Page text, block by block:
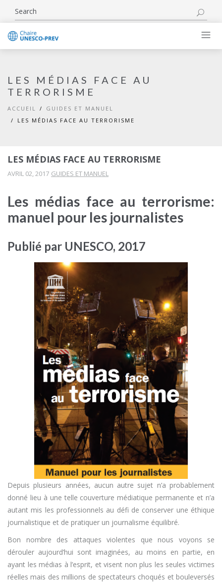
LES MÉDIAS FACE AU
TERRORISME
ACCUEIL
GUIDES ET MANUEL
LES MÉDIAS FACE AU TERRORISME
LES MÉDIAS FACE AU TERRORISME
AVRIL 02, 2017 GUIDES ET MANUEL
Les médias face au terrorisme:
manuel pour les journalistes
Publié par UNESCO, 2017
Depuis plusieurs années, aucun autre sujet n’a probablement
donné lieu à une telle couverture médiatique permanente et n’a
autant mis les professionnels au défi de conserver une éthique
journalistique et de pratiquer un journalisme équilibré.
Bon nombre des attaques violentes que nous voyons se
dérouler aujourd’hui sont imaginées, au moins en partie, en
ayant les médias à l’esprit, et visent non plus les seules victimes
réelles mais des millions de spectateurs choqués et bouleversés